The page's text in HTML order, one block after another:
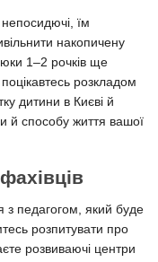
непосидючі, їм
накопичену
1–2 рочків ще
розкладом
дитини в Києві й
й способу життя вашої
з педагогом, який буде
розпитувати про
розвиваючі центри